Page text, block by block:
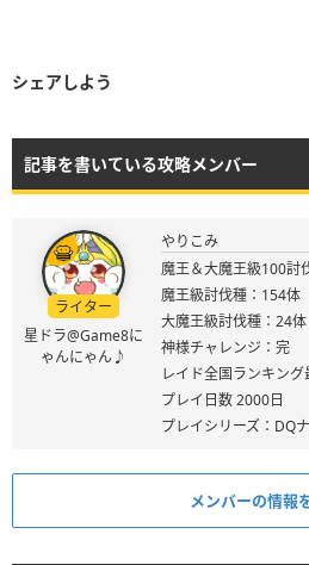
シェアしよう
記事を書いている攻略メンバー
ライター
星ドラ@Game8に
ゃんにゃん♪
やりこみ
魔王＆大魔王級100討
魔王級討伐種：154体
大魔王級討伐種：24体
神様チャレンジ：完
レイド全国ランキン
プレイ日数 2000日
プレイシリーズ：DQ
メンバーの情報